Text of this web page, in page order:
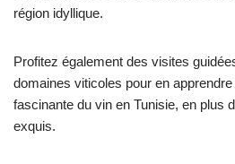
région idyllique.
Profitez également des visites
domaines viticoles pour en
fascinante du vin en Tunisie, en plus
exquis.